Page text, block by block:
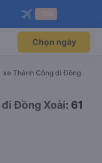
Mở app
qua
Mở app
Chọn ngày
xe Thành Công đi Đồng
Đồng Xoài: 61